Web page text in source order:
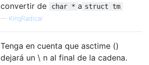
convertir de
char * a struct tm
— KingRadical
Tenga en cuenta que asctime ()
dejará un \ n al final de la cadena.